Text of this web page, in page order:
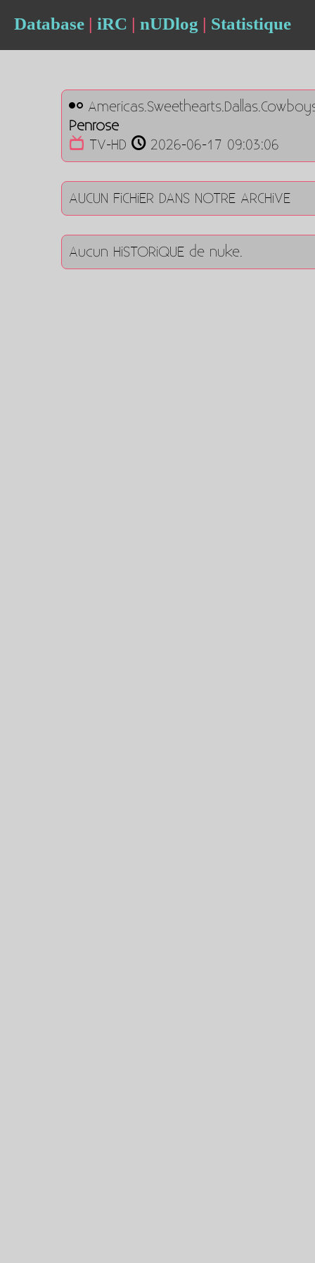
Database | iRC | nUDlog | Statistique
Penrose
TV-HD
2026-06-17 09:03:06
AUCUN FiCHiER DANS NOTRE ARCHiVE
Aucun HiSTORiQUE de nuke.